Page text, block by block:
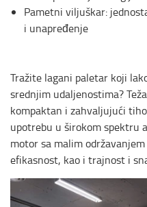
Pametni viljuškar:
i unapređenje
Tražite lagani paletar koji
srednjim udaljenostima?
kompaktan i zahvaljujući
upotrebu u širokom spektru
motor sa malim
efikasnost, kao i trajnost i